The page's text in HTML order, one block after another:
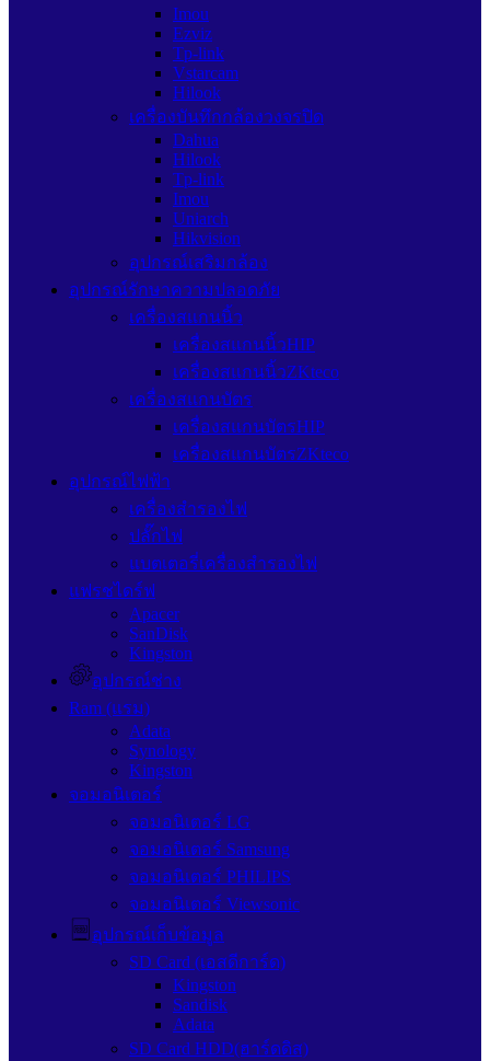
Imou
Ezviz
Tp-link
Vstarcam
Hilook
เครื่องบันทึกกล้องวงจรปิด
Dahua
Hilook
Tp-link
Imou
Uniarch
Hikvision
อุปกรณ์เสริมกล้อง
อุปกรณ์รักษาความปลอดภัย
เครื่องสแกนนิ้ว
เครื่องสแกนนิ้วHIP
เครื่องสแกนนิ้วZKteco
เครื่องสแกนบัตร
เครื่องสแกนบัตรHIP
เครื่องสแกนบัตรZKteco
อุปกรณ์ไฟฟ้า
เครื่องสำรองไฟ
ปลั๊กไฟ
แบตเตอรี่เครื่องสำรองไฟ
แฟรชไดร์ฟ
Apacer
SanDisk
Kingston
อุปกรณ์ช่าง
Ram (แรม)
Adata
Synology
Kingston
จอมอนิเตอร์
จอมอนิเตอร์ LG
จอมอนิเตอร์ Samsung
จอมอนิเตอร์ PHILIPS
จอมอนิเตอร์ Viewsonic
อุปกรณ์เก็บข้อมูล
SD Card (เอสดีการ์ด)
Kingston
Sandisk
Adata
SD Card HDD(ฮาร์ดดิส)